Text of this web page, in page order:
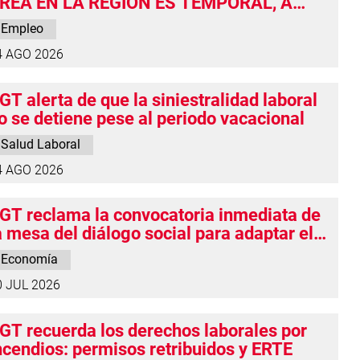
PARCIAL Y DISCRIMINATORIO
Empleo
AGO 2026
alerta de que la siniestralidad laboral
se detiene pese al periodo vacacional
Salud Laboral
AGO 2026
reclama la convocatoria inmediata de
mesa del diálogo social para adaptar el
Mínimo Interprofesional a esta
Economía
JUL 2026
recuerda los derechos laborales por
permisos retribuidos y ERTE